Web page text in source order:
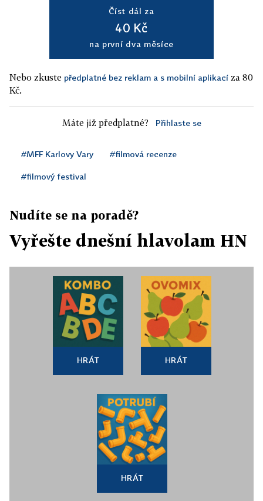
Číst dál za
40 Kč
na první dva měsíce
Nebo zkuste předplatné bez reklam a s mobilní aplikací za 80
Kč.
Máte již předplatné? Přihlaste se
#MFF Karlovy Vary #filmová recenze
#filmový festival
Nudíte se na poradě?
Vyřešte dnešní hlavolam HN
HRÁT HRÁT
HRÁT